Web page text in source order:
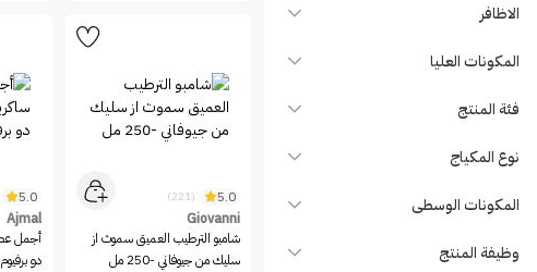
Avene
Barcode
Beauteous
Beauty Patra
Beesline
Bentley
الاظافر
المكونات العليا
فئة المنتج
نوع المكياج
المكونات الوسطى
وظيفة المنتج
5.0
(221)
Giovanni
شامبو الترطيب العميق سموث از
سليك من جيوفاني -250 مل
5.0
Ajmal
أجمل
دو برفيوم